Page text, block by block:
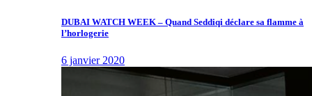
DUBAI WATCH WEEK – Quand Seddiqi déclare sa flamme à
l’horlogerie
6 janvier 2020